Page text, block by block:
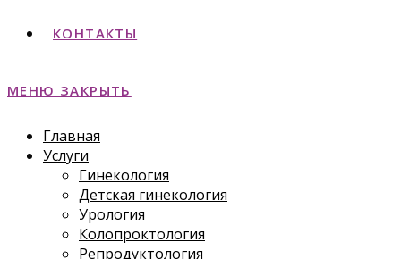
КОНТАКТЫ
МЕНЮ ЗАКРЫТЬ
Главная
Услуги
Гинекология
Детская гинекология
Урология
Колопроктология
Репродуктология